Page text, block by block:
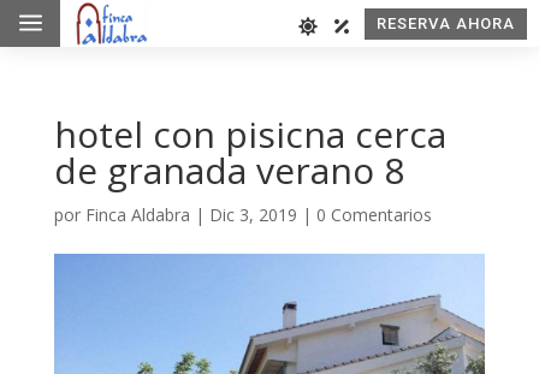
a RESERVA AHORA
hotel con pisicna cerca
de granada verano 8
por Finca Aldabra | Dic 3, 2019 | 0 Comentarios